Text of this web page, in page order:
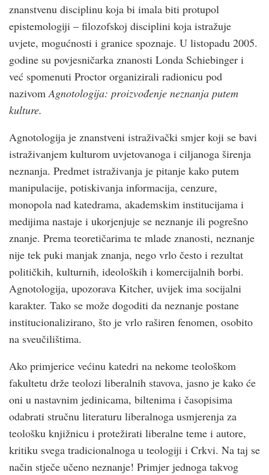
znanstvenu disciplinu koja bi imala biti protupol
epistemologiji – filozofskoj disciplini koja istražuje
uvjete, mogućnosti i granice spoznaje. U listopadu 2005.
godine su povjesničarka znanosti Londa Schiebinger i
već spomenuti Proctor organizirali radionicu pod
nazivomAgnotologija: proizvođenje neznanja putem
kulture.
Agnotologija je znanstveni istraživački smjer koji se bavi
istraživanjem kulturom uvjetovanoga i ciljanoga širenja
neznanja. Predmet istraživanja je pitanje kako putem
manipulacije, potiskivanja informacija, cenzure,
monopola nad katedrama, akademskim institucijama i
medijima nastaje i ukorjenjuje se neznanje ili pogrešno
znanje. Prema teoretičarima te mlade znanosti, neznanje
nije tek puki manjak znanja, nego vrlo često i rezultat
političkih, kulturnih, ideoloških i komercijalnih borbi.
Agnotologija, upozorava Kitcher, uvijek ima socijalni
karakter. Tako se može dogoditi da neznanje postane
institucionalizirano, što je vrlo raširen fenomen, osobito
na sveučilištima.
Ako primjerice većinu katedri na nekome teološkom
fakultetu drže teolozi liberalnih stavova, jasno je kako će
oni u nastavnim jedinicama, biltenima i časopisima
odabrati stručnu literaturu liberalnoga usmjerenja za
teološku knjižnicu i protežirati liberalne teme i autore,
kritiku svega tradicionalnoga u teologiji i Crkvi. Na taj se
način stječe učeno neznanje! Primjer jednoga takvog